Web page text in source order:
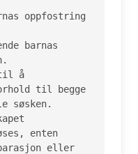
oppfostring
barnas
til å
til begge
søsken.
enten
eller